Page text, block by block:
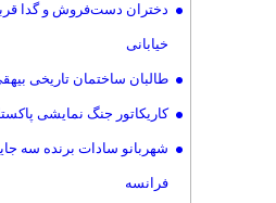
دختران دست‌فروش و گدا
خیابانی
طالبان ساختمان تاریخی
کاریکاتور جنگ نمایشی
شهربانو سادات برنده‌ سه
فرانسه